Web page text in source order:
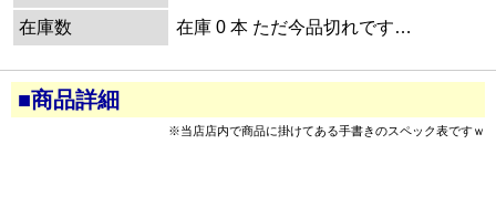
在庫数
在庫 0 本 ただ今品切れです…
■商品詳細
※当店店内で商品に掛けてある手書きのスペック表ですｗ